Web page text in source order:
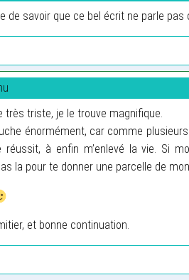
de savoir que ce bel écrit ne parle pas
très triste, je le trouve magnifique.
énormément, car comme
réussit, à enfin m’enlevé la vie. Si
la pour te donner une parcelle de
et bonne continuation.